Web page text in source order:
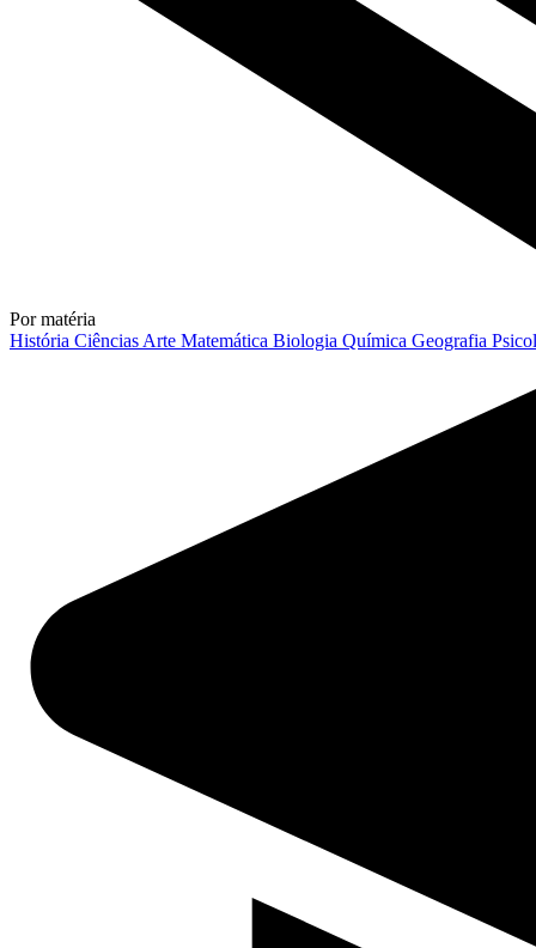
Por matéria
História Ciências Arte Matemática Biologia Química Geografia